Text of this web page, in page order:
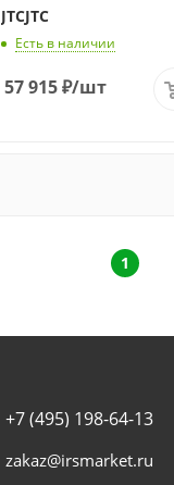
JTCJTC
Есть в наличии
57 915₽/шт
1
+7 (495) 198-64-13
zakaz@irsmarket.ru